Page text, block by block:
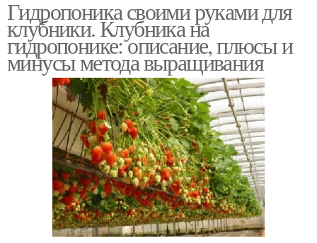
Гидропоника своими руками для
клубники. Клубника на
гидропонике: описание, плюсы и
минусы метода выращивания